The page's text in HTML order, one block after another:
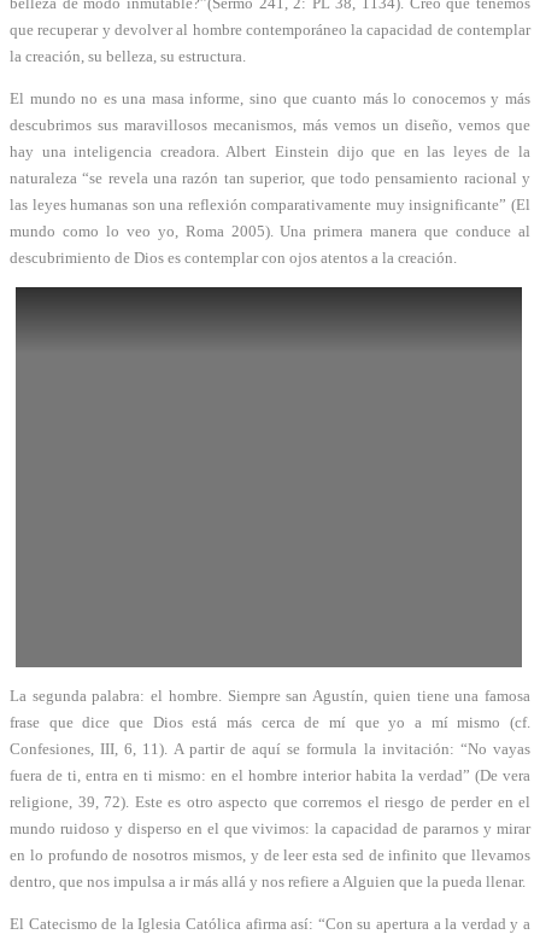
que recuperar y devolver al hombre contemporáneo la capacidad de contemplar
la creación, su belleza, su estructura.
El mundo no es una masa informe, sino que cuanto más lo conocemos y más
descubrimos sus maravillosos mecanismos, más vemos un diseño, vemos que
hay una inteligencia creadora. Albert Einstein dijo que en las leyes de la
naturaleza “se revela una razón tan superior, que todo pensamiento racional y
las leyes humanas son una reflexión comparativamente muy insignificante” (El
mundo como lo veo yo, Roma 2005). Una primera manera que conduce al
descubrimiento de Dios es contemplar con ojos atentos a la creación.
La segunda palabra: el hombre. Siempre san Agustín, quien tiene una famosa
frase que dice que Dios está más cerca de mí que yo a mí mismo (cf.
Confesiones, III, 6, 11). A partir de aquí se formula la invitación: “No vayas
fuera de ti, entra en ti mismo: en el hombre interior habita la verdad” (De vera
religione, 39, 72). Este es otro aspecto que corremos el riesgo de perder en el
mundo ruidoso y disperso en el que vivimos: la capacidad de pararnos y mirar
en lo profundo de nosotros mismos, y de leer esta sed de infinito que llevamos
dentro, que nos impulsa a ir más allá y nos refiere a Alguien que la pueda llenar.
El Catecismo de la Iglesia Católica afirma así: “Con su apertura a la verdad y a